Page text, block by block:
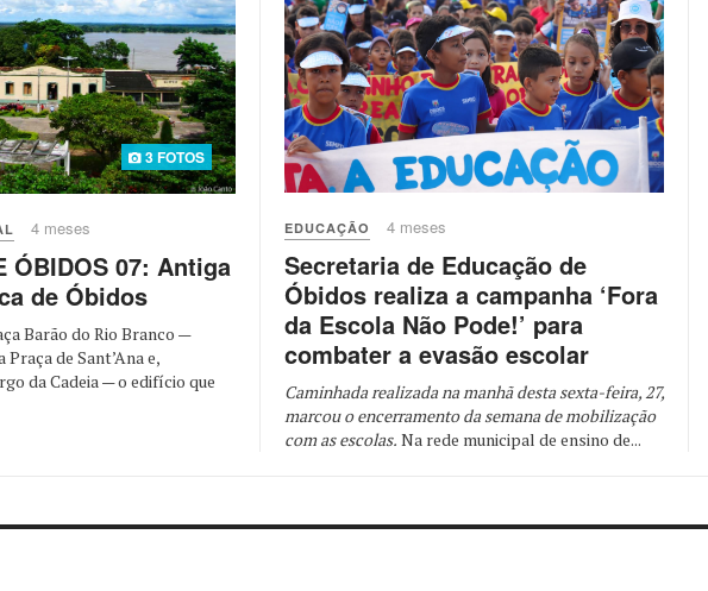
3 FOTOS
4 meses
ÓBIDOS 07: Antiga
de Óbidos
Barão do Rio Branco —
de Sant’Ana e,
da Cadeia — o edifício que
EDUCAÇÃO 4 meses
Secretaria de Educação de
Óbidos realiza a campanha ‘Fora
da Escola Não Pode!’ para
combater a evasão escolar
Caminhada realizada na manhã desta sexta-feira, 27,
marcou o encerramento da semana de mobilização
com as escolas. Na rede municipal de ensino de...